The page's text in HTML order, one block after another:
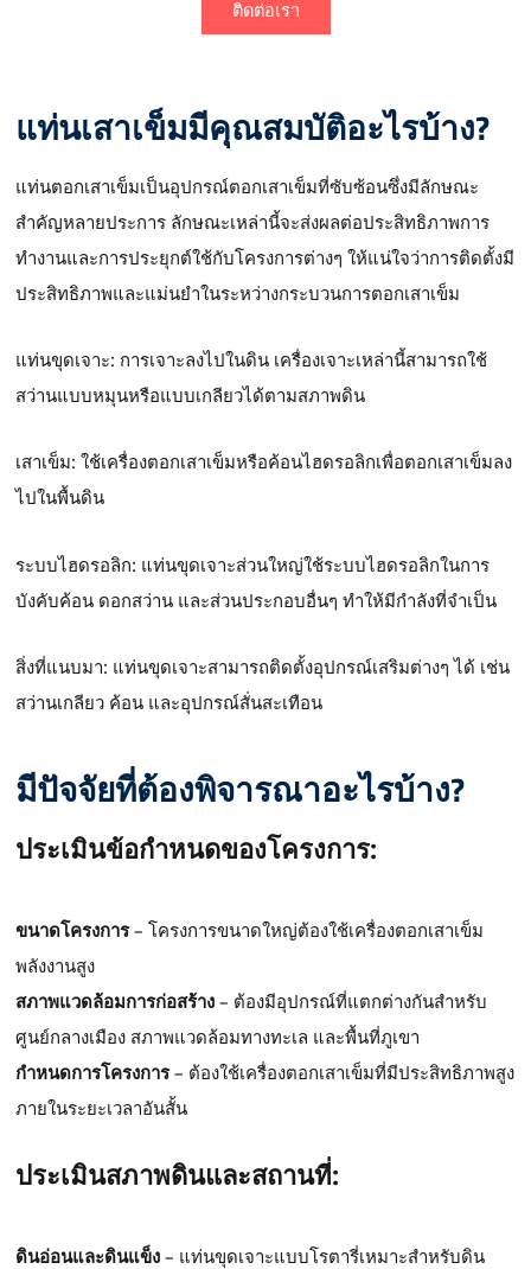
ติดต่อเรา
แท่นเสาเข็มมีคุณสมบัติอะไรบ้าง?
แท่นตอกเสาเข็มเป็นอุปกรณ์ตอกเสาเข็มที่ซับซ้อนซึ่งมีลักษณะ
สำคัญหลายประการ ลักษณะเหล่านี้จะส่งผลต่อประสิทธิภาพการ
ทำงานและการประยุกต์ใช้กับโครงการต่างๆ ให้แน่ใจว่าการติดตั้งมี
ประสิทธิภาพและแม่นยำในระหว่างกระบวนการตอกเสาเข็ม
แท่นขุดเจาะ: การเจาะลงไปในดิน เครื่องเจาะเหล่านี้สามารถใช้
สว่านแบบหมุนหรือแบบเกลียวได้ตามสภาพดิน
เสาเข็ม: ใช้เครื่องตอกเสาเข็มหรือค้อนไฮดรอลิกเพื่อตอกเสาเข็มลง
ไปในพื้นดิน
ระบบไฮดรอลิก: แท่นขุดเจาะส่วนใหญ่ใช้ระบบไฮดรอลิกในการ
บังคับค้อน ดอกสว่าน และส่วนประกอบอื่นๆ ทำให้มีกำลังที่จำเป็น
สิ่งที่แนบมา: แท่นขุดเจาะสามารถติดตั้งอุปกรณ์เสริมต่างๆ ได้ เช่น
สว่านเกลียว ค้อน และอุปกรณ์สั่นสะเทือน
มีปัจจัยที่ต้องพิจารณาอะไรบ้าง?
ประเมินข้อกำหนดของโครงการ:
ขนาดโครงการ– โครงการขนาดใหญ่ต้องใช้เครื่องตอกเสาเข็ม
พลังงานสูง
สภาพแวดล้อมการก่อสร้าง – ต้องมีอุปกรณ์ที่แตกต่างกันสำหรับ
ศูนย์กลางเมือง สภาพแวดล้อมทางทะเล และพื้นที่ภูเขา
กำหนดการโครงการ– ต้องใช้เครื่องตอกเสาเข็มที่มีประสิทธิภาพสูง
ภายในระยะเวลาอันสั้น
ประเมินสภาพดินและสถานที่:
ดินอ่อนและดินแข็ง – แท่นขุดเจาะแบบโรตารี่เหมาะสำหรับดิน